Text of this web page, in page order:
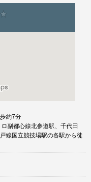
約7分
副都心線北参道駅、千代田
線国立競技場駅の各駅から徒